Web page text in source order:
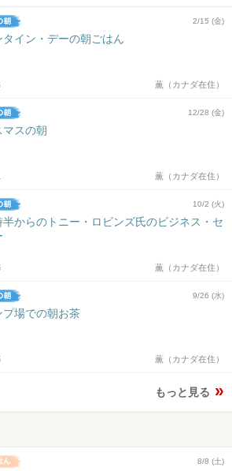
2/15 (金)
タイン・デーの朝ごはん
薫（カナダ在住）
12/28 (金)
マスの朝
薫（カナダ在住）
10/2 (火)
半からのトニー・ロビンズ氏のビジネス・セ
薫（カナダ在住）
9/26 (水)
プ場での朝お茶
薫（カナダ在住）
もっと見る
8/8 (土)